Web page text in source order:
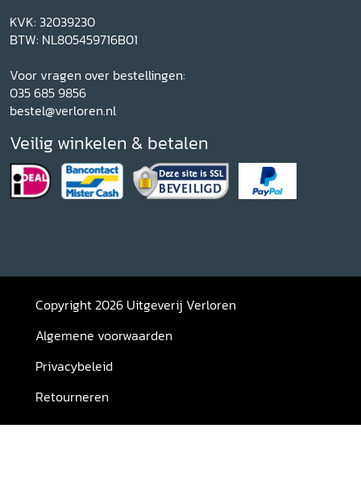
KVK: 32039230
BTW: NL805459716B01
Voor vragen over bestellingen:
035 685 9856
bestel@verloren.nl
Veilig winkelen & betalen
Copyright 2026 Uitgeverij Verloren
Algemene voorwaarden
Privacybeleid
Retourneren